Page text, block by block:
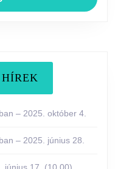
– 2025. október 4.
– 2025. június 28.
június 17. (10.00)